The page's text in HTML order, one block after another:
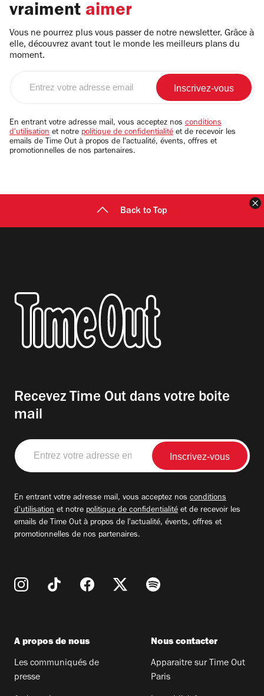
vraiment aimer
Vous ne pourrez plus vous passer de notre newsletter. Grâce à
elle, découvrez avant tout le monde les meilleurs plans du
moment.
email
En entrant votre adresse mail, vous acceptez nos conditions
d'utilisation et notre politique de confidentialité et de recevoir les
emails de Time Out à propos de l'actualité, évents, offres et
promotionnelles de nos partenaires.
Back to Top
Recevez Time Out dans votre boite
mail
Entrez
votre
adresse
En entrant votre adresse mail, vous acceptez nos conditions
d'utilisation et notre politique de confidentialité et de recevoir les
emails de Time Out à propos de l'actualité, évents, offres et
promotionnelles de nos partenaires.
A propos de nous
Les communiqués de
presse
Nous contacter
Apparaitre sur Time Out
Paris